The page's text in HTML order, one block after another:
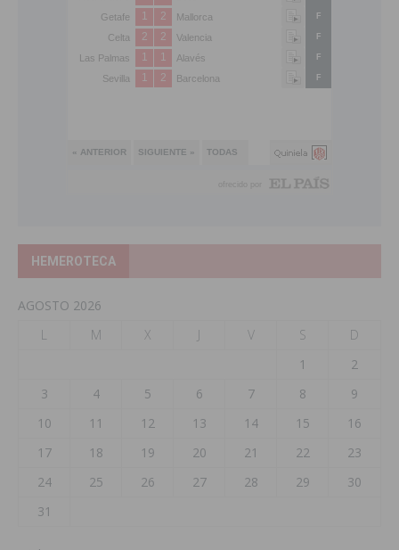
HEMEROTECA
AGOSTO 2026
L
M X J V S
D
1
2
3
4 5 6 7 8
9
10
11 12 13 14 15
16
17
18 19 20 21 22
23
24
25 26 27 28 29
30
31